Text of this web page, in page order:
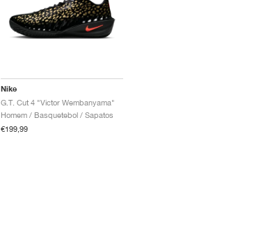
Nike
G.T. Cut 4 "Victor Wembanyama"
Homem / Basquetebol / Sapatos
€199,99